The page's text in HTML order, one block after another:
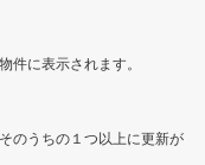
件に表示されます。
のうちの１つ以上に更新が